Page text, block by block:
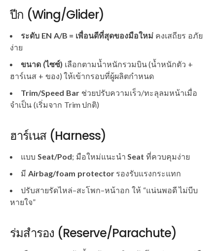
ปีก (Wing/Glider)
ระดับ EN A/B = เพื่อนดีที่สุดของมือใหม่ คงเสถียร อภัย
ง่าย
ขนาด (ไซซ์) เลือกตามน้ำหนักรวมบิน (น้ำหนักตัว +
ฮาร์เนส + ของ) ให้เข้ากรอบที่ผู้ผลิตกำหนด
Trim/Speed Barช่วยปรับความเร็ว/ทะลุลมหน้าเมื่อ
จำเป็น (เริ่มจาก Trim ปกติ)
ฮาร์เนส (Harness)
แบบ Seat/Pod; มือใหม่แนะนำSeat ที่ควบคุมง่าย
มี Airbag/foam protectorรองรับแรงกระแทก
ปรับสายรัดไหล่–สะโพก–หน้าอก ให้ “แน่นพอดี ไม่บีบ
หายใจ”
ร่มสำรอง (Reserve/Parachute)